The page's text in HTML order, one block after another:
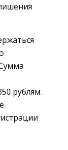
рублям.